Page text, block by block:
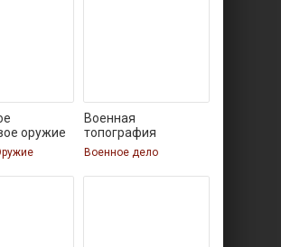
оружие
Военная
топография
Военное дело